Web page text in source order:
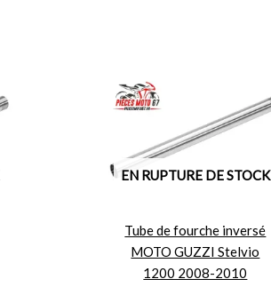
EN RUPTURE DE STOCK
Tube de fourche inversé
MOTO GUZZI Stelvio
1200 2008-2010